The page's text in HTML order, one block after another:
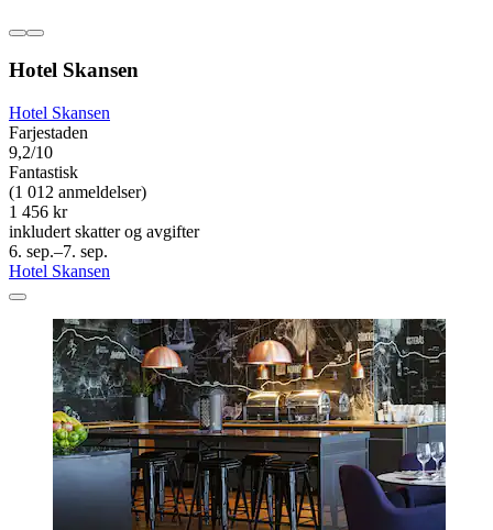
Hotel Skansen
Hotel Skansen
Farjestaden
9,2/10
Fantastisk
(1 012 anmeldelser)
1 456 kr
inkludert skatter og avgifter
6. sep.–7. sep.
Hotel Skansen